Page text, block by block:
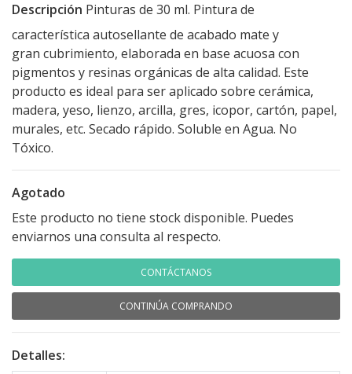
Descripción Pinturas de 30 ml. Pintura de
característica autosellante de acabado mate y
gran cubrimiento, elaborada en base acuosa con
pigmentos y resinas orgánicas de alta calidad. Este
producto es ideal para ser aplicado sobre cerámica,
madera, yeso, lienzo, arcilla, gres, icopor, cartón, papel,
murales, etc. Secado rápido. Soluble en Agua. No
Tóxico.
Agotado
Este producto no tiene stock disponible. Puedes
enviarnos una consulta al respecto.
CONTÁCTANOS
CONTINÚA COMPRANDO
Detalles: